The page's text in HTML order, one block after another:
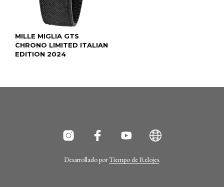
MILLE MIGLIA GTS
CHRONO LIMITED ITALIAN
EDITION 2024
Desarrollado porTiempo de Relojes.